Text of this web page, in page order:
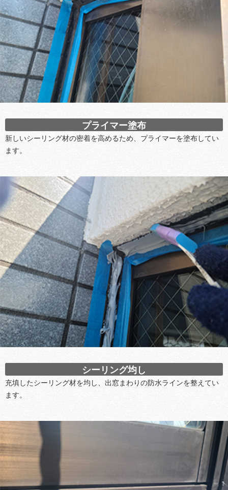
プライマー塗布
新しいシーリング材の密着を高めるため、プライマーを塗布してい
ます。
シーリング均し
充填したシーリング材を均し、出窓まわりの防水ラインを整えてい
ます。